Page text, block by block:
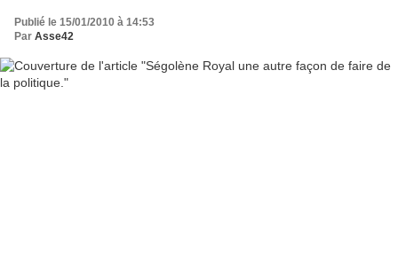
Publié le 15/01/2010 à 14:53
Par Asse42